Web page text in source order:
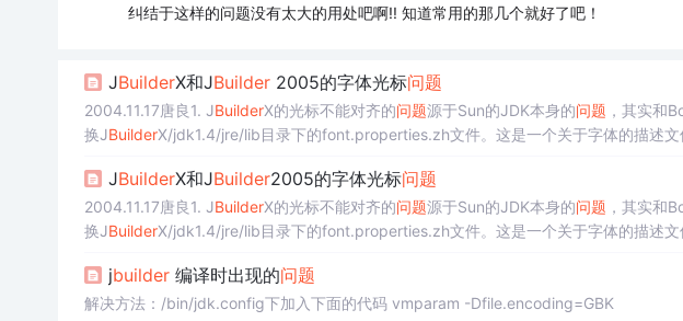
纠结于这样的问题没有太大的用处吧啊!! 知道常用的那几个就好了吧！
JBuilderX和JBuilder2005的字体光标问题
2004.11.17唐良1. JBuilderX的光标不能对齐的问题源于Sun的JDK本身的问题 ，其实和
换JBuilderX/jdk1.4/jre/lib目录下的font.properties.zh文件。这是一个关于字体的描述文
JBuilderX和JBuilder2005的字体光标问题
2004.11.17唐良1. JBuilderX的光标不能对齐的问题源于Sun的JDK本身的问题 ，其实和
换JBuilderX/jdk1.4/jre/lib目录下的font.properties.zh文件。这是一个关于字体的描述文
jbuilder编译时出现的问题
解决方法：/bin/jdk.config下加入下面的代码 vmparam -Dfile.encoding=GBK